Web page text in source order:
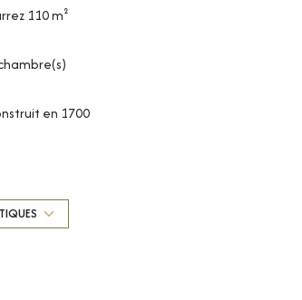
110 m²
en 1700
étage